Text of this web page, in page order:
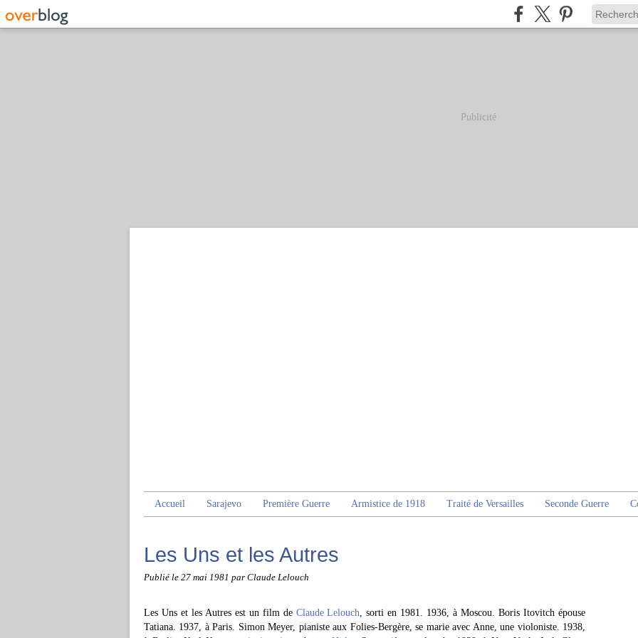
Publicité
Accueil Sarajevo Première Guerre Armistice de 1918 Traité de Versailles Seconde Guerre
Les Uns et les Autres
Publié le 27 mai 1981 par Claude Lelouch
Les Uns et les Autres est un film de Claude Lelouch, sorti en 1981. 1936, à Moscou. Boris Itovitch épouse
Tatiana. 1937, à Paris. Simon Meyer, pianiste aux Folies-Bergère, se marie avec Anne, une violoniste. 1938,